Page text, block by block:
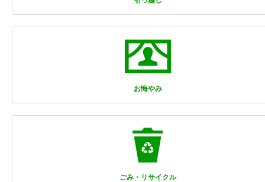
お悔やみ
ごみ・リサイクル